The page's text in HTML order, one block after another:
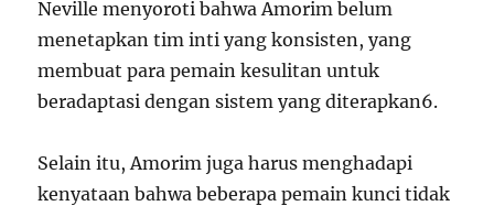
Neville menyoroti bahwa Amorim belum
menetapkan tim inti yang konsisten, yang
membuat para pemain kesulitan untuk
beradaptasi dengan sistem yang diterapkan6.
Selain itu, Amorim juga harus menghadapi
kenyataan bahwa beberapa pemain kunci tidak